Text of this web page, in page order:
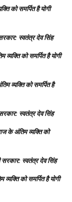
को समर्पित है योगी
स्वतंत्र देव सिंह
को समर्पित है योगी
व्यक्ति को समर्पित है
स्वतंत्र देव सिंह
के अंतिम व्यक्ति को
सरकार: स्वतंत्र देव सिंह
को समर्पित है योगी